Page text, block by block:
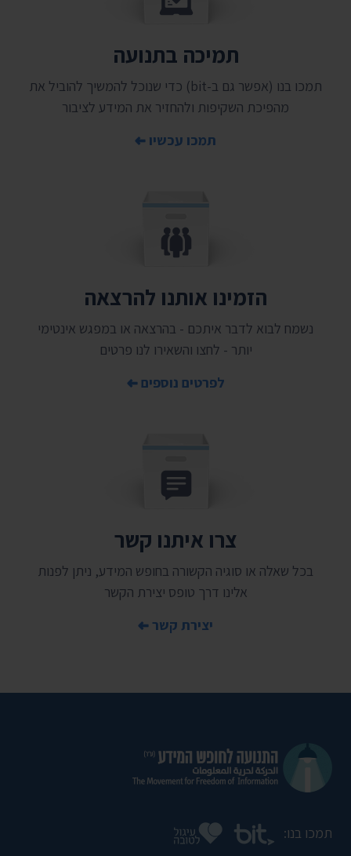
תמיכה בתנועה
תמכו בנו (אפשר גם ב-bit) כדי שנוכל להמשיך להוביל את
מהפיכת השקיפות ולהחזיר את המידע לציבור
תמכו עכשיו
הזמינו אותנו להרצאה
נשמח לבוא לדבר איתכם - בהרצאה או במפגש אינטימי
יותר - לחצו והשאירו לנו פרטים
לפרטים נוספים
צרו איתנו קשר
בכל שאלה או סוגיה הקשורה בחופש המידע, ניתן לפנות
אלינו דרך טופס יצירת הקשר
יצירת קשר
תמכו בנו: